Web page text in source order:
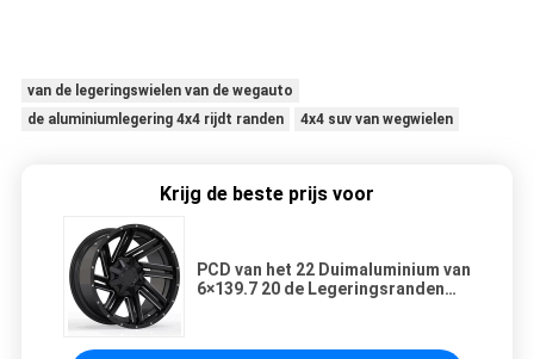
van de legeringswielen van de wegauto
de aluminiumlegering 4x4 rijdt randen
4x4 suv van wegwielen
Krijg de beste prijs voor
PCD van het 22 Duimaluminium van
6×139.7 20 de Legeringsranden